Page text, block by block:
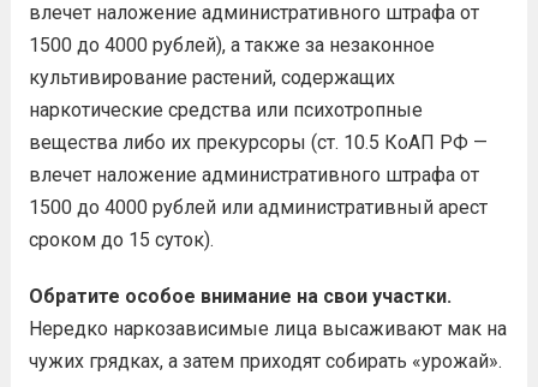
влечет наложение административного штрафа от
1500 до 4000 рублей), а также за незаконное
культивирование растений, содержащих
наркотические средства или психотропные
вещества либо их прекурсоры (ст. 10.5 КоАП РФ —
влечет наложение административного штрафа от
1500 до 4000 рублей или административный арест
сроком до 15 суток).
Обратите особое внимание на свои участки.
Нередко наркозависимые лица высаживают мак на
чужих грядках, а затем приходят собирать «урожай».